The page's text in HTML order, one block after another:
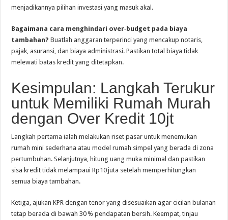
menjadikannya pilihan investasi yang masuk akal.
Bagaimana cara menghindari over‑budget pada biaya
tambahan? Buatlah anggaran terperinci yang mencakup notaris,
pajak, asuransi, dan biaya administrasi. Pastikan total biaya tidak
melewati batas kredit yang ditetapkan.
Kesimpulan: Langkah Terukur
untuk Memiliki Rumah Murah
dengan Over Kredit 10jt
Langkah pertama ialah melakukan riset pasar untuk menemukan
rumah mini sederhana atau model rumah simpel yang berada di zona
pertumbuhan. Selanjutnya, hitung uang muka minimal dan pastikan
sisa kredit tidak melampaui Rp10 juta setelah memperhitungkan
semua biaya tambahan.
Ketiga, ajukan KPR dengan tenor yang disesuaikan agar cicilan bulanan
tetap berada di bawah 30 % pendapatan bersih. Keempat, tinjau